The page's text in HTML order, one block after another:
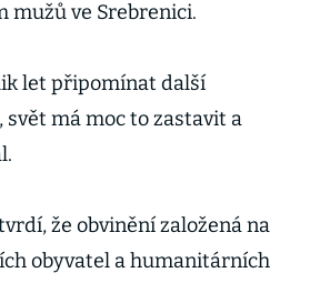
ve Srebrenici.
let připomínat další
svět má moc to zastavit a
že obvinění založená na
obyvatel a humanitárních